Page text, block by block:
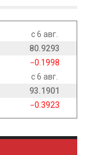
с 6 авг.
80.9293
−0.1998
с 6 авг.
93.1901
−0.3923